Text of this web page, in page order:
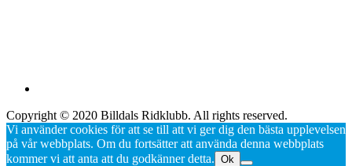
Copyright © 2020 Billdals Ridklubb. All rights reserved.
Vi använder cookies för att se till att vi ger dig den bästa upplevelsen
på vår webbplats. Om du fortsätter att använda denna webbplats
kommer vi att anta att du godkänner detta. Ok